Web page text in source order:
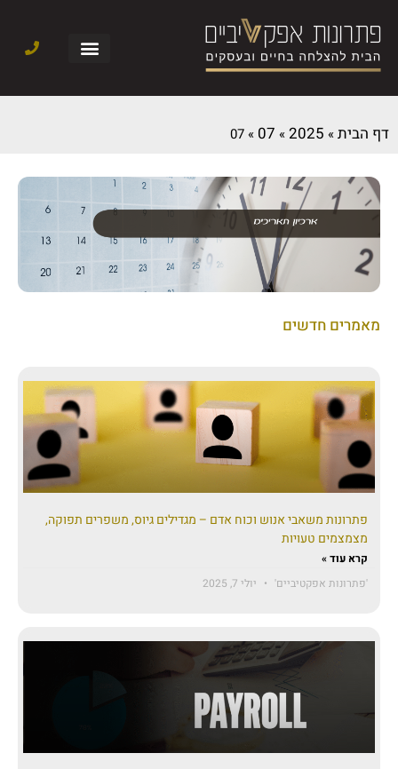
דף הבית»
2025
»
07
»
מאמרים חדשים
פתרונות משאבי אנוש וכוח אדם – מגדילים גיוס, משפרים תפוקה,
מצמצמים טעויות
קרא עוד »
'פתרונות אפקטיביים'
יולי 7, 2025